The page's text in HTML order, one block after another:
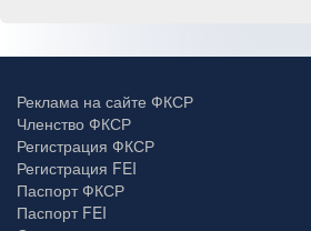
Реклама на сайте ФКСР
Членство ФКСР
Регистрация ФКСР
Регистрация FEI
Паспорт ФКСР
Паспорт FEI